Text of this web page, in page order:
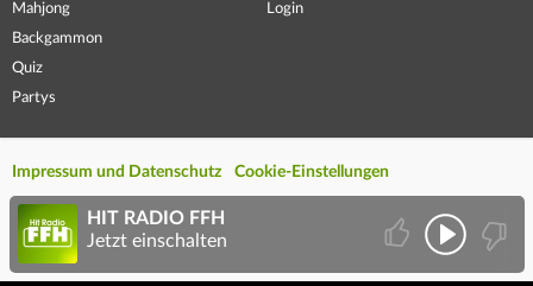
Mahjong
Backgammon
Quiz
Partys
Login
Impressum und Datenschutz Cookie-Einstellungen
HIT RADIO FFH
Jetzt einschalten